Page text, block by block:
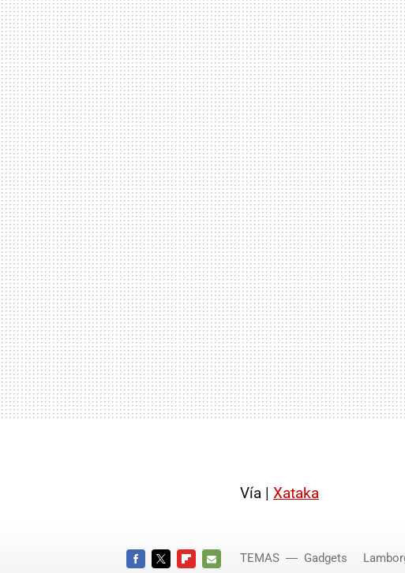
Vía | Xataka
TEMAS Gadgets